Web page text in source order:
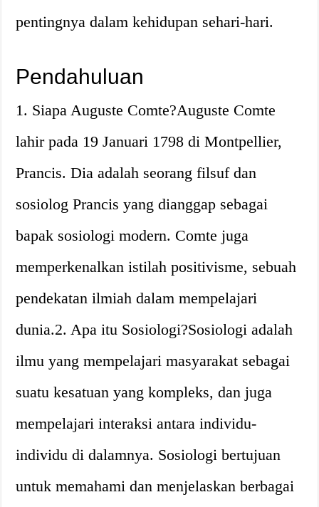
pentingnya dalam kehidupan sehari-hari.
Pendahuluan
1. Siapa Auguste Comte?Auguste Comte
lahir pada 19 Januari 1798 di Montpellier,
Prancis. Dia adalah seorang filsuf dan
sosiolog Prancis yang dianggap sebagai
bapak sosiologi modern. Comte juga
memperkenalkan istilah positivisme, sebuah
pendekatan ilmiah dalam mempelajari
dunia.2. Apa itu Sosiologi?Sosiologi adalah
ilmu yang mempelajari masyarakat sebagai
suatu kesatuan yang kompleks, dan juga
mempelajari interaksi antara individu-
individu di dalamnya. Sosiologi bertujuan
untuk memahami dan menjelaskan berbagai